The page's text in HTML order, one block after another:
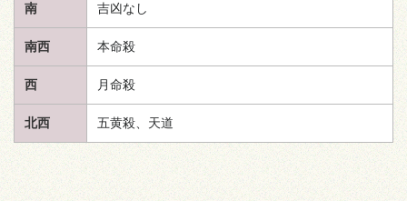
南 吉凶なし
南西 本命殺
西 月命殺
北西 五黄殺、 天道